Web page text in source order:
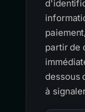
partir de
dessous
à